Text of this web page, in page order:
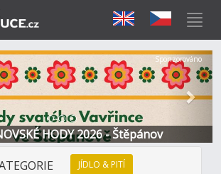
HODY 2026 - Štěpánov
Další
Sponzorováno
JÍDLO & PITÍ